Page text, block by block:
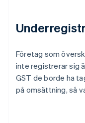
Företag som
inte registrerar sig
GST de borde ha
på omsättning, så